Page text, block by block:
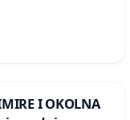
I OKOLNA